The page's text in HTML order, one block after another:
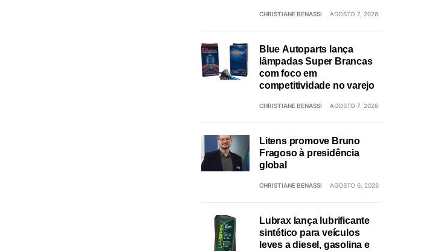
CHRISTIANE BENASSI AGOSTO 7, 2026
Blue Autoparts lança
lâmpadas Super Brancas
com foco em
competitividade no varejo
CHRISTIANE BENASSI AGOSTO 7, 2026
Litens promove Bruno
Fragoso à presidência
global
CHRISTIANE BENASSI AGOSTO 6, 2026
Lubrax lança lubrificante
sintético para veículos
leves a diesel, gasolina e